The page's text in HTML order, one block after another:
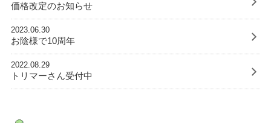
価格改定のお知らせ
2023.06.30
お陰様で10周年
2022.08.29
トリマーさん受付中